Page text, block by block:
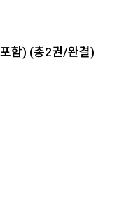
함) (총2권/완결)